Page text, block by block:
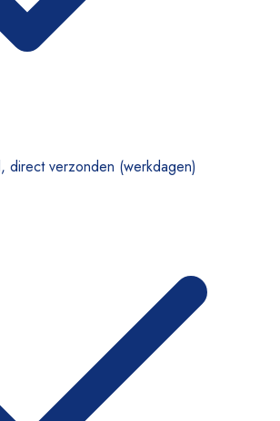
direct verzonden (werkdagen)